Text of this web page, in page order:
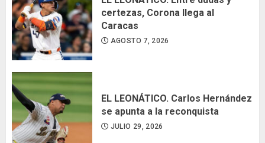
certezas, Corona llega al
Caracas
AGOSTO 7, 2026
EL LEONÁTICO. Carlos Hernández
se apunta a la reconquista
JULIO 29, 2026